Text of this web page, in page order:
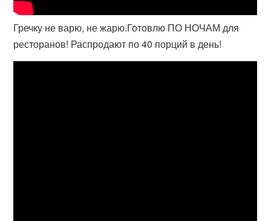
Гречку не варю, не жарю.Готовлю ПО НОЧАМ для
ресторанов! Распродают по 40 порций в день!